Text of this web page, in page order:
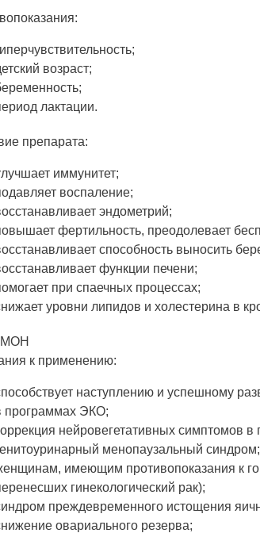
возраст;
лактации.
препарата:
иммунитет;
воспаление;
эндометрий;
фертильность, преодолевает
способность выносить
функции печени;
при спаечных процессах;
уровни липидов и холестерина в
к применению:
наступлению и успешному
программах ЭКО;
нейровегетативных симптомов
менопаузальный синдром;
имеющим противопоказания к
гинекологический рак);
преждевременного истощения
овариального резерва;